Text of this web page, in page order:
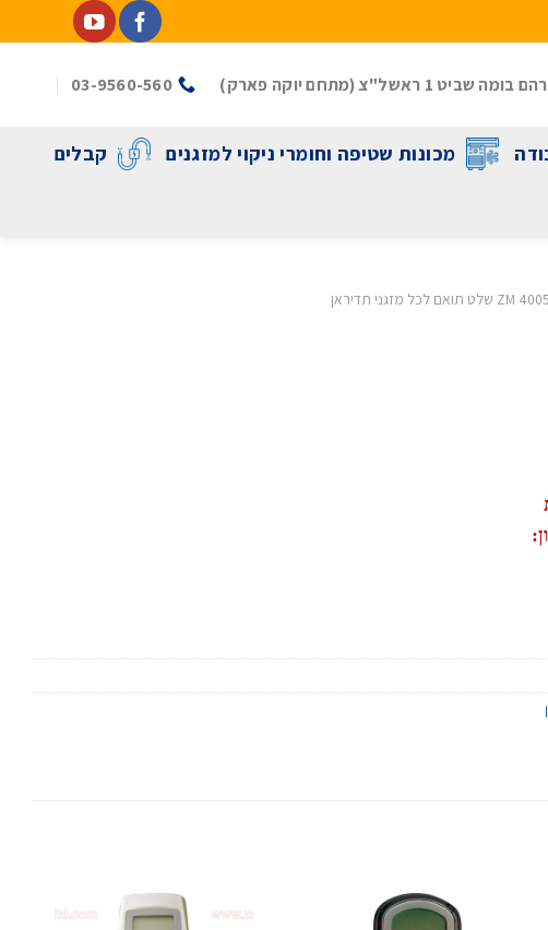
שביט 1 ראשל"צ (מתחם יוקה פארק) 03-9560-560
מכונות שטיפה וחומרי ניקוי למזגנים קבלים
ZM 4005 שלט תואם לכל מזגני תדיראן